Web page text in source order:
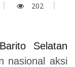
202
Barito Selatan
nasional aksi